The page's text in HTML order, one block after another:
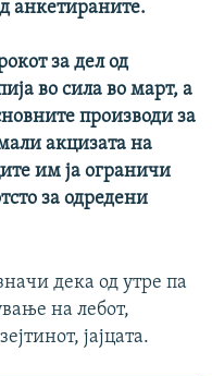
анкетираните.
за дел од
во сила во март, а
производи за
акцизата на
им ја ограничи
за одредени
дека од утре па
на лебот,
јајцата.